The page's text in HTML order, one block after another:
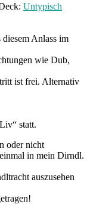
Untypisch
Anlass im
wie Dub,
ist frei. Alternativ
statt.
oder nicht
in mein Dirndl.
auszusehen